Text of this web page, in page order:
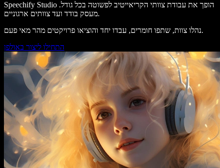
Speechify Studio הופך את עבודת צוותי הקריאייטיב לפשוטה בכל גודל.
מעסק בודד ועד צוותים ארגוניים.
נהלו צוות, שתפו חומרים, עבדו יחד והוציאו פרויקטים מהר מאי פעם.
התחילו ליצור באולפן